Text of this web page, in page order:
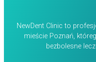
NewDent Clinic to
mieście Poznań,
bezbolesne